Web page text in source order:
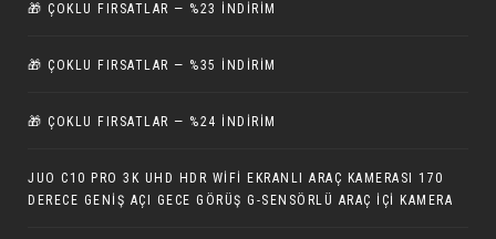
🎁 ÇOKLU FIRSATLAR — %23 İNDIRIM
🎁 ÇOKLU FIRSATLAR — %35 İNDIRIM
🎁 ÇOKLU FIRSATLAR — %24 İNDIRIM
JUO C10 PRO 3K UHD HDR WIFI EKRANLI ARAÇ KAMERASI 170
DERECE GENIŞ AÇI GECE GÖRÜŞ G-SENSÖRLÜ ARAÇ İÇI KAMERA